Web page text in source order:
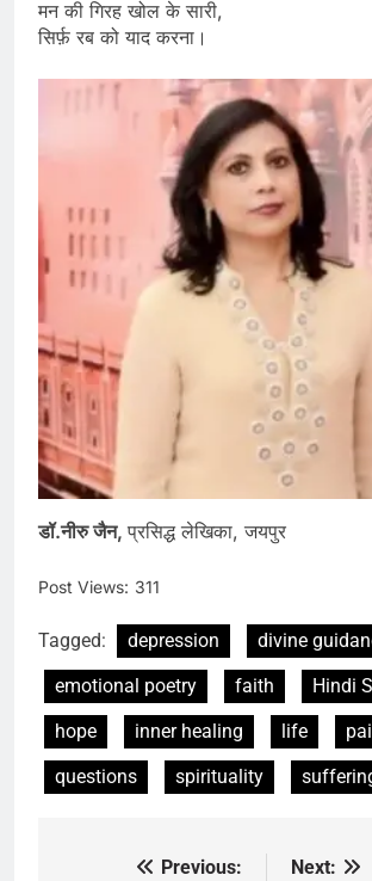
मन की गिरह खोल के सारी,
सिर्फ़ रब को याद करना।
डॉ.नीरु जैन,प्रसिद्ध लेखिका, जयपुर
Post Views: 311
Tagged: depression
divine
emotional poetry
faith
Hindi
hope
inner healing life
questions
spirituality
Previous:
Next: